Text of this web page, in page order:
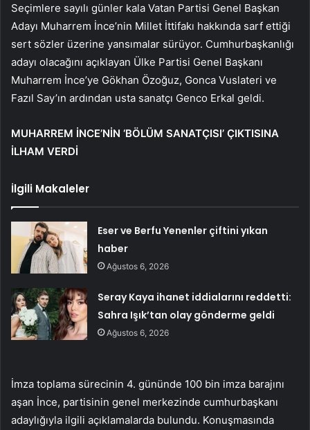
Seçimlere sayılı günler kala Vatan Partisi Genel Başkan
Adayı Muharrem İnce’nin Millet İttifakı hakkında sarf ettiği
sert sözler üzerine yansımalar sürüyor. Cumhurbaşkanlığı
adayı olacağını açıklayan Ülke Partisi Genel Başkanı
Muharrem İnce’ye Gökhan Özoğuz, Gonca Vuslateri ve
Fazıl Say’ın ardından usta sanatçı Genco Erkal geldi.
MUHARREM İNCE’NİN ‘BÖLÜM SANATÇISI’ ÇIKTISINA
İLHAM VERDİ
İlgili Makaleler
Eser ve Berfu Yenenler çiftini yıkan
haber
Ağustos 6, 2026
Seray Kaya ihanet iddialarını reddetti:
Sahra Işık’tan olay gönderme geldi
Ağustos 6, 2026
İmza toplama sürecinin 4. gününde 100 bin imza barajını
aşan İnce, partisinin genel merkezinde cumhurbaşkanı
adaylığıyla ilgili açıklamalarda bulundu. Konuşmasında